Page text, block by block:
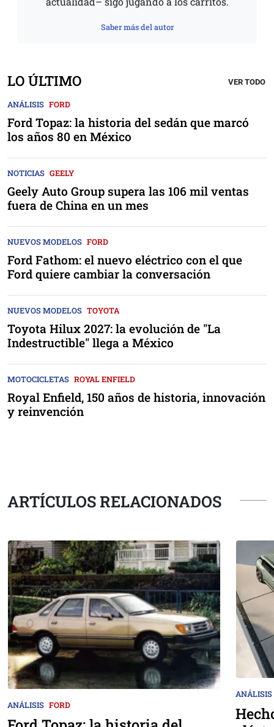
Saber más del autor
LO ÚLTIMO VER TODO
ANÁLISIS FORD
Ford Topaz: la historia del sedán que marcó
los años 80 en México
NOTICIAS GEELY
Geely Auto Group supera las 106 mil ventas
fuera de China en un mes
NUEVOS MODELOS FORD
Ford Fathom: el nuevo eléctrico con el que
Ford quiere cambiar la conversación
NUEVOS MODELOS TOYOTA
Toyota Hilux 2027: la evolución de "La
Indestructible" llega a México
MOTOCICLETAS ROYAL ENFIELD
Royal Enfield, 150 años de historia, innovación
y reinvención
ARTÍCULOS RELACIONADOS
ANÁLISIS FORD
ANÁLISIS